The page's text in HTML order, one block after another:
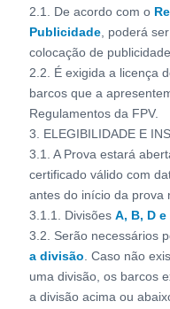
2.1. De acordo com o
Publicidade, poderá
colocação de
2.2. É exigida a licença
barcos que a
Regulamentos da FPV.
3. ELEGIBILIDADE E
3.1. A Prova estará
certificado válido com
antes do início da prova
3.1.1. Divisões A, B, D e
3.2. Serão necessários
a divisão. Caso não
uma divisão, os barcos
a divisão acima ou